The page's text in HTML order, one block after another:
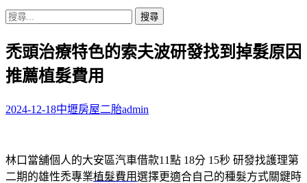
搜
關
鍵
字:
禿頭治療特色的索夫波研發找到掉髮原因
推薦植髮費用
2024-12-18中壢房屋二胎admin
林口當舖個人的大安區汽車借款11點 18分 15秒 研發找護理第
二期的雄性禿專業植髮費用選擇更適合自己的種髮方式關鍵時